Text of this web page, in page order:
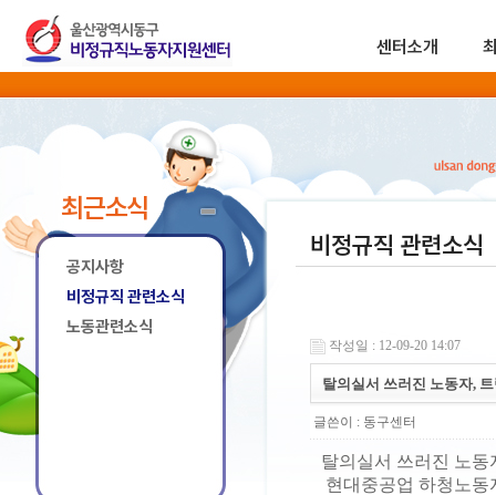
센터소개
최근소식
공지사항
비정규직 관련소식
노동관련소식
비정규직 관련소식
작성일 : 12-09-20 14:07
탈의실서 쓰러진 노동자,
글쓴이 : 동구센터
탈의실서 쓰러진 노
현대중공업 하청노